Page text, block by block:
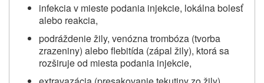
infekcia v mieste podania injekcie, lokálna bolesť
alebo reakcia,
podráždenie žily, venózna trombóza (tvorba
zrazeniny) alebo flebitída (zápal žily), ktorá sa
rozširuje od miesta podania injekcie,